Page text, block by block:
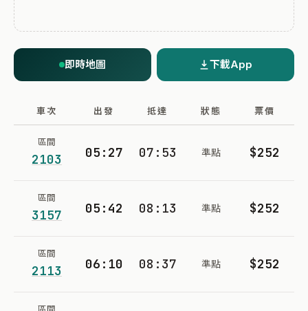
即時地圖 下載App
車次 出發 抵達 狀態 票價
區間
2103 05:27 07:53 準點 $252
區間
3157 05:42 08:13 準點 $252
區間
2113 06:10 08:37 準點 $252